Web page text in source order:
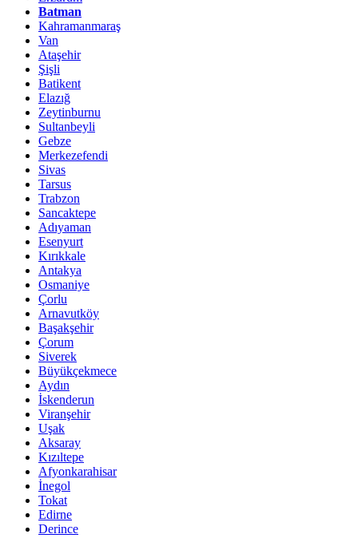
Batman
Kahramanmaraş
Van
Ataşehir
Şişli
Batikent
Elazığ
Zeytinburnu
Sultanbeyli
Gebze
Merkezefendi
Sivas
Tarsus
Trabzon
Sancaktepe
Adıyaman
Esenyurt
Kırıkkale
Antakya
Osmaniye
Çorlu
Arnavutköy
Başakşehir
Çorum
Siverek
Büyükçekmece
Aydın
İskenderun
Viranşehir
Uşak
Aksaray
Kızıltepe
Afyonkarahisar
İnegol
Tokat
Edirne
Derince